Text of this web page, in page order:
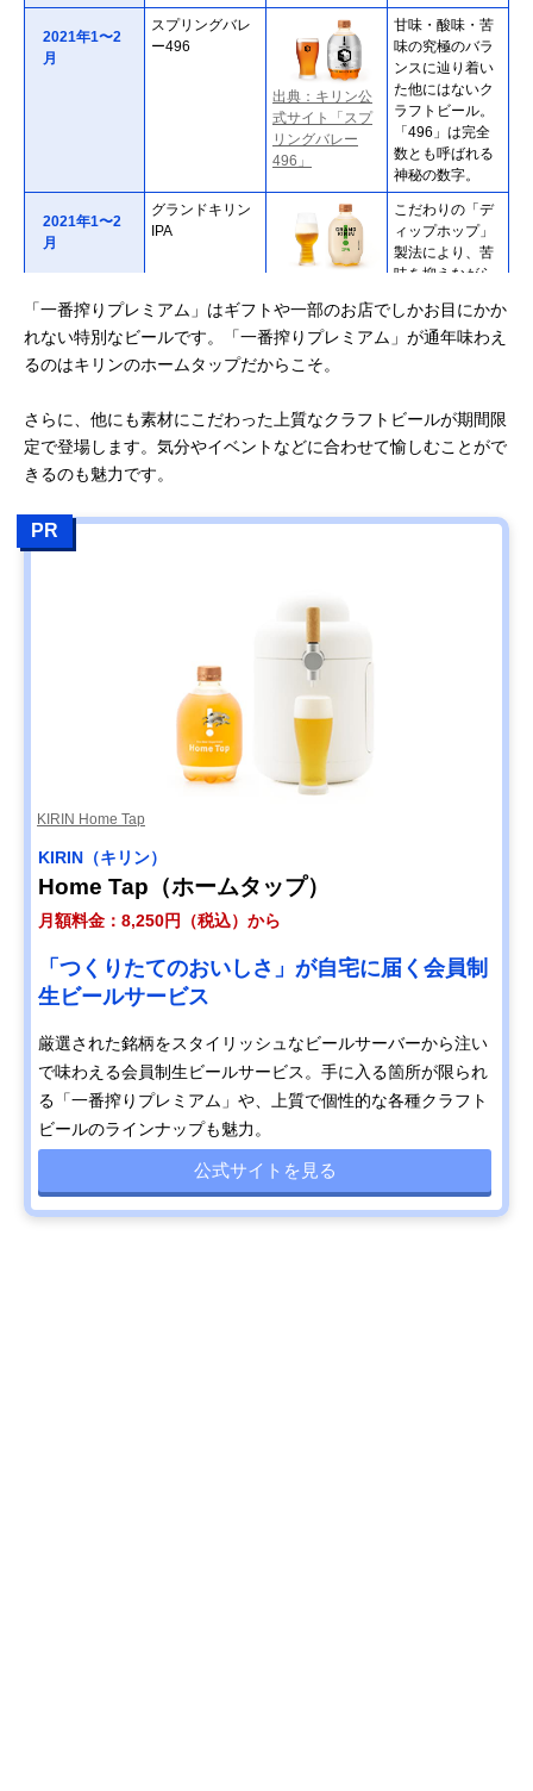
2021年1〜2
月
スプリングバレ
ー496
出典：キリン公
式サイト「スプ
リングバレー
496」
甘味・酸味・苦
味の究極のバラ
ンスに辿り着い
た他にはないク
ラフトビール。
「496」は完全
数とも呼ばれる
神秘の数字。
2021年1〜2
月
グランドキリン
IPA
式サイト「グラ
こだわりの「デ
ィップホップ」
製法により、苦
味を抑えながら
な香りが特徴。
ふんだんにホッ
独自のIPAビー
ル。
月
グランドキリン
ンドキリン
な華やかな香り
「一番搾りプレミアム」はギフトや一部のお店でしかお目にかか
れない特別なビールです。「一番搾りプレミアム」が通年味わえ
るのはキリンのホームタップだからこそ。
さらに、他にも素材にこだわった上質なクラフトビールが期間限
定で登場します。気分やイベントなどに合わせて愉しむことがで
きるのも魅力です。
PR
KIRIN Home Tap
KIRIN（キリン）
Home Tap（ホームタップ）
月額料金：8,250円（税込）から
「つくりたてのおいしさ」が自宅に届く会員制
生ビールサービス
厳選された銘柄をスタイリッシュなビールサーバーから注い
で味わえる会員制生ビールサービス。手に入る箇所が限られ
る「一番搾りプレミアム」や、上質で個性的な各種クラフト
ビールのラインナップも魅力。
公式サイトを見る